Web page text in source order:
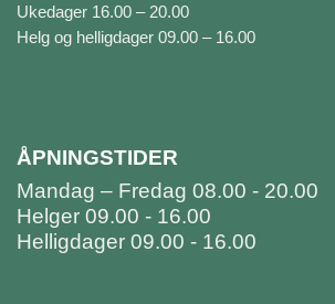
Ukedager 16.00 – 20.00
Helg og helligdager 09.00 – 16.00
ÅPNINGSTIDER
Mandag – Fredag 08.00 - 20.00
Helger 09.00 - 16.00
Helligdager 09.00 - 16.00